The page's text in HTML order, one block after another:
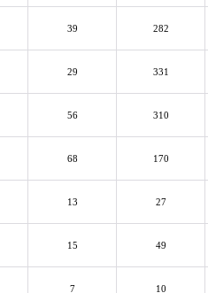
39 282
29 331
56 310
68 170
13 27
15 49
7 10